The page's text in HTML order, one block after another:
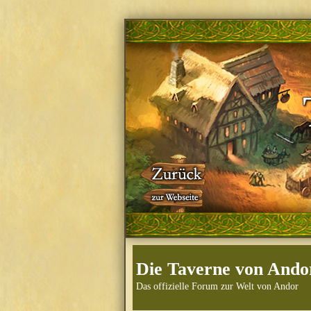
Die Taverne von
Das offizielle Forum zur Welt von Andor